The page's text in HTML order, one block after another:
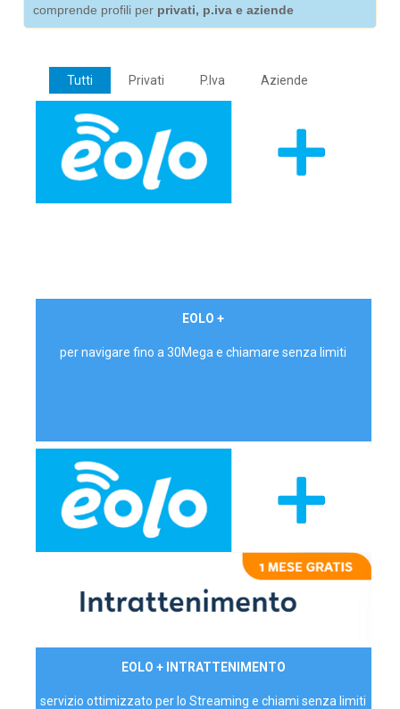
comprende profili per privati, p.iva e aziende
Tutti Privati P.Iva Aziende
EOLO +
per navigare fino a 30Mega e chiamare senza limiti
EOLO + INTRATTENIMENTO
servizio ottimizzato per lo Streaming e chiami senza limiti